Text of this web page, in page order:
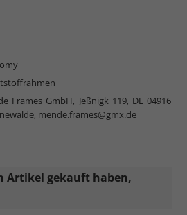
Frames GmbH, Jeßnigk 119, DE 04916
mende.frames@gmx.de
Artikel gekauft haben,